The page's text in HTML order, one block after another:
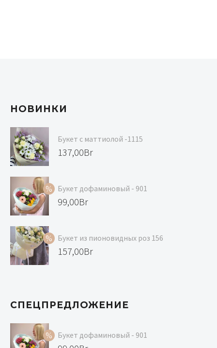
НОВИНКИ
Букет с маттиолой -1115
137,00Br
Букет дофаминовый - 901
Первоначальная
119,00Br.
99,00Br
99,00Br.
Букет из пионовидных роз 156
Первоначальная
157,00Br
СПЕЦПРЕДЛОЖЕНИЕ
Букет дофаминовый - 901